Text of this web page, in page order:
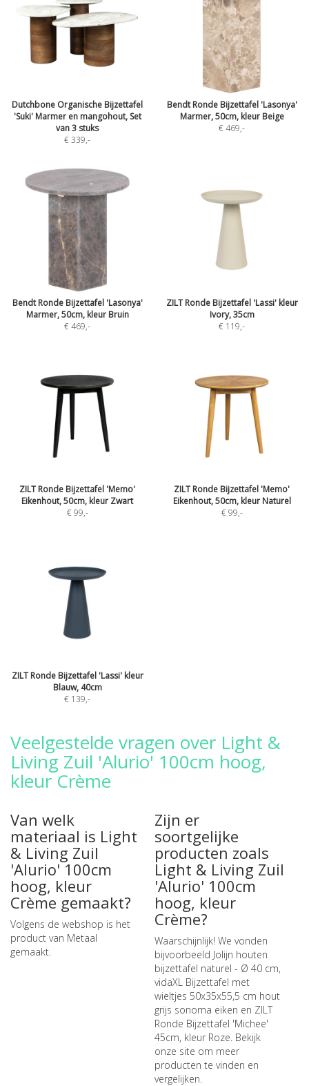
Dutchbone Organische Bijzettafel
'Suki' Marmer en mangohout, Set
van 3 stuks
€ 339,-
Bendt Ronde Bijzettafel 'Lasonya'
Marmer, 50cm, kleur Beige
€ 469,-
Bendt Ronde Bijzettafel 'Lasonya'
Marmer, 50cm, kleur Bruin
€ 469,-
ZILT Ronde Bijzettafel 'Lassi' kleur
Ivory, 35cm
€ 119,-
ZILT Ronde Bijzettafel 'Memo'
Eikenhout, 50cm, kleur Zwart
€ 99,-
ZILT Ronde Bijzettafel 'Memo'
Eikenhout, 50cm, kleur Naturel
€ 99,-
ZILT Ronde Bijzettafel 'Lassi' kleur
Blauw, 40cm
€ 139,-
Veelgestelde vragen over Light &
Living Zuil 'Alurio' 100cm hoog,
kleur Crème
Van welk
materiaal is Light
& Living Zuil
'Alurio' 100cm
hoog, kleur
Crème gemaakt?
Volgens de webshop is het
product van Metaal
gemaakt.
Zijn er
soortgelijke
producten zoals
Light & Living Zuil
'Alurio' 100cm
hoog, kleur
Crème?
Waarschijnlijk! We vonden
bijvoorbeeld Jolijn houten
bijzettafel naturel - Ø 40 cm,
vidaXL Bijzettafel met
wieltjes 50x35x55,5 cm hout
grijs sonoma eiken en ZILT
Ronde Bijzettafel 'Michee'
45cm, kleur Roze. Bekijk
onze site om meer
producten te vinden en
vergelijken.